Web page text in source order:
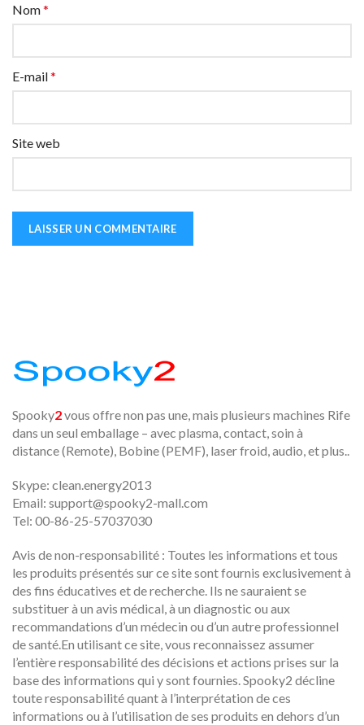
Nom*
E-mail*
Site web
Spooky2vous offre non pas une, mais plusieurs machines Rife
dans un seul emballage – avec plasma, contact, soin à
distance (Remote), Bobine (PEMF), laser froid, audio, et plus..
Skype: clean.energy2013
Email: support@spooky2-mall.com
Tel: 00-86-25-57037030
Avis de non-responsabilité : Toutes les informations et tous
les produits présentés sur ce site sont fournis exclusivement à
des fins éducatives et de recherche. Ils ne sauraient se
substituer à un avis médical, à un diagnostic ou aux
recommandations d’un médecin ou d’un autre professionnel
de santé.En utilisant ce site, vous reconnaissez assumer
l’entière responsabilité des décisions et actions prises sur la
base des informations qui y sont fournies. Spooky2 décline
toute responsabilité quant à l’interprétation de ces
informations ou à l’utilisation de ses produits en dehors d’un